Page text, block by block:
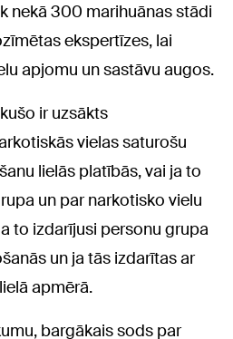
nekā 300 marihuānas stādi
ekspertīzes, lai
apjomu un sastāvu augos.
ir uzsākts
vielas saturošu
lielās platībās, vai ja to
un par narkotisko vielu
to izdarījusi personu grupa
un ja tās izdarītas ar
apmērā.
bargākais sods par